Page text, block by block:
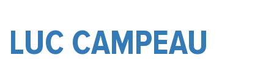
LUC CAMPEAU